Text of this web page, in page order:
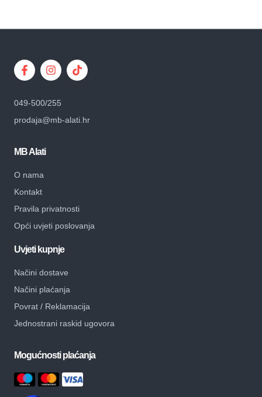
049-500/255
prodaja@mb-alati.hr
MB Alati
O nama
Kontakt
Pravila privatnosti
Opći uvjeti poslovanja
Uvjeti kupnje
Načini dostave
Načini plaćanja
Povrat / Reklamacija
Jednostrani raskid ugovora
Mogućnosti plaćanja